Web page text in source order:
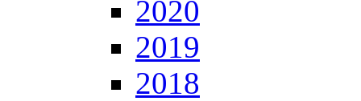
2020
2019
2018